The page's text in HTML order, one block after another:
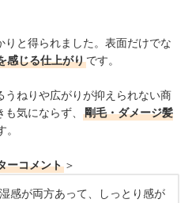
と得られました。表面だけでな
感じる仕上がりです。
うねりや広がりが抑えられない商
気にならず、
剛毛・ダメージ髪
。
ーコメント ＞
感が両方あって、しっとり感が